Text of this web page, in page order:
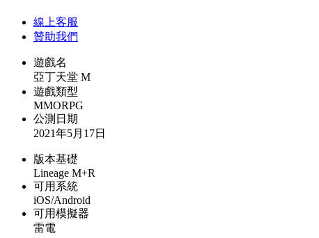
線上客服
贊助我們
遊戲名
亞丁天堂 M
遊戲類型
MMORPG
公測日期
2021年5月17日
版本基礎
Lineage M+R
可用系統
iOS/Android
可用模擬器
雷電